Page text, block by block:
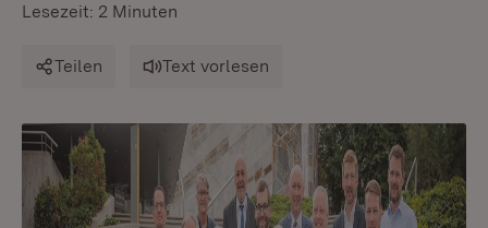
Lesezeit: 2 Minuten
Teilen Text vorlesen